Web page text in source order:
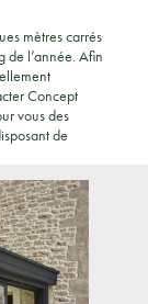
mètres carrés
de l’année. Afin
Concept
vous des
de